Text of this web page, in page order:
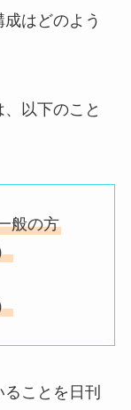
はどのよう
以下のこと
般の方
ことを日刊